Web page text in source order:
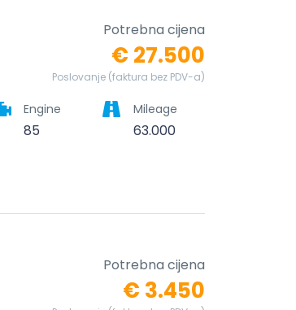
Potrebna cijena
€ 27.500
Poslovanje (faktura bez PDV-a)
Engine
85
Mileage
63.000
Potrebna cijena
€ 3.450